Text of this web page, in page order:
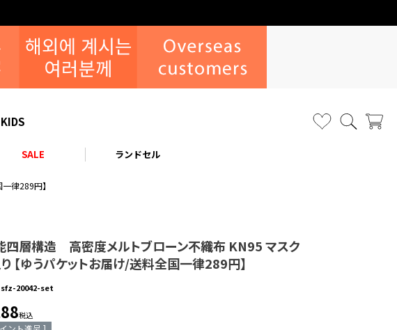
KIDS
SALE ランドセル
律289円】
四層構造 高密度メルトブローン不織布 KN95 マスク
【ゆうパケットお届け/送料全国一律289円】
sfz-20042-set
税込